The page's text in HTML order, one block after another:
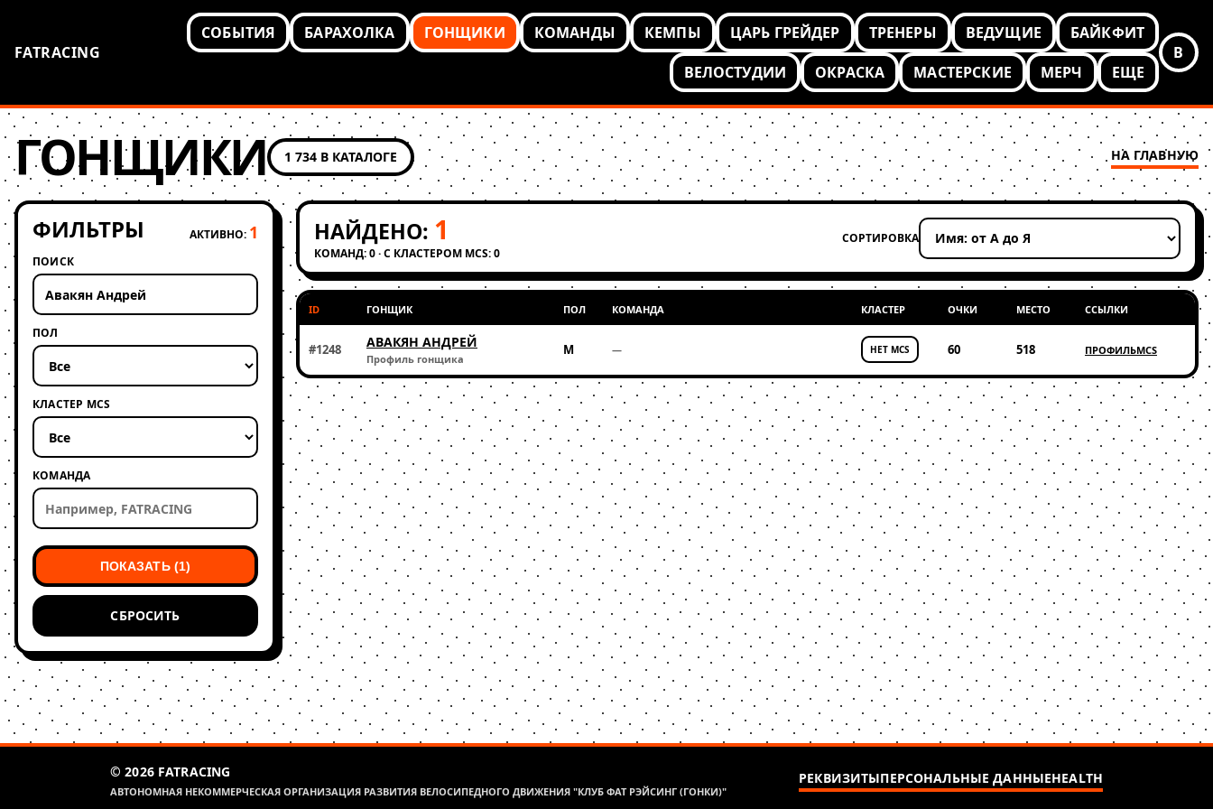
FATRACING
СОБЫТИЯ БАРАХОЛКА ГОНЩИКИ КОМАНДЫ КЕМПЫ ЦАРЬ ГРЕЙДЕР ТРЕНЕРЫ ВЕДУЩИЕ
БАЙКФИТ
ВЕЛОСТУДИИ
ОКРАСКА МАСТЕРСКИЕ МЕРЧ ЕЩЕ
В
ГОНЩИКИ 1 734 В КАТАЛОГЕ НА ГЛАВНУЮ
ФИЛЬТРЫ АКТИВНО: 1
ПОИСК
ПОЛ
КЛАСТЕР MCS
КОМАНДА
ПОКАЗАТЬ (1)
СБРОСИТЬ
НАЙДЕНО: 1
КОМАНД: 0 · С КЛАСТЕРОМ MCS: 0
СОРТИРОВКА
Применить сортировку
ID ГОНЩИК ПОЛ КОМАНДА КЛАСТЕР ОЧКИ МЕСТО ССЫЛКИ
#1248 АВАКЯН АНДРЕЙ
Профиль гонщика
М — НЕТ MCS 60 518 ПРОФИЛЬMCS
© 2026 FATRACING
АВТОНОМНАЯ НЕКОММЕРЧЕСКАЯ ОРГАНИЗАЦИЯ РАЗВИТИЯ ВЕЛОСИПЕДНОГО ДВИЖЕНИЯ "КЛУБ ФАТ РЭЙСИНГ (ГОНКИ)"
РЕКВИЗИТЫПЕРСОНАЛЬНЫЕ ДАННЫЕHEALTH